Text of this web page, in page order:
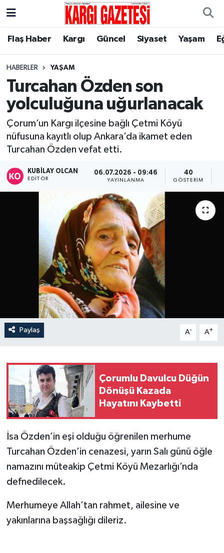
Flaş Haber Kargı Güncel Siyaset Yaşam
HABERLER YAŞAM
Turcahan Özden son
yolculuğuna uğurlanacak
Çorum’un Kargı ilçesine bağlı Çetmi Köyü
nüfusuna kayıtlı olup Ankara’da ikamet eden
Turcahan Özden vefat etti.
KUBILAY OLCAN
EDITÖR
06.07.2026 - 09:46
YAYINLANMA
40
GÖSTERIM
Paylaş A- A+
Çorumlu Davulcu Düğün
Dönüşü Kazada
Hayatını Kaybetti
İsa Özden’in eşi olduğu öğrenilen merhume
Turcahan Özden’in cenazesi, yarın Salı günü öğle
namazını müteakip Çetmi Köyü Mezarlığı’nda
defnedilecek.
Merhumeye Allah’tan rahmet, ailesine ve
yakınlarına başsağlığı dileriz.
Flaş Haber
Kargı
Güncel
Yaşam
Eğitim
Nöbetçi Eczaneler
Hava Durumu
Çorum Namaz Vakitleri
Trafik Durumu
Süper Lig Puan Durumu ve Fikstür
Tüm Manşetler
Son Dakika Haberleri
Haber Arşivi